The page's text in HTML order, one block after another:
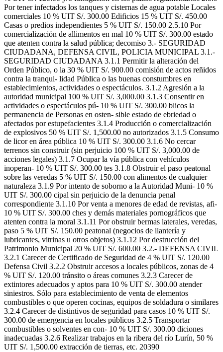
Por tener infectados los tanques y cisternas de agua potable Locales
comerciales 10 % UIT S/. 300.00 Edificios 15 % UIT S/. 450.00
Casas o predios independientes 5 % UIT S/. 150.00 2.5.10 Por
comercialización de allimentos en mal 10 % UIT S/. 300.00 estado
que atenten contra la salud pública; decomiso 3.- SEGURIDAD
CIUDADANA, DEFENSA CIVIL, POLICIA MUNICIPAL 3.1.-
SEGURIDAD CIUDADANA 3.1.1 Permitir la alteración del
Orden Público, o la 30 % UIT S/. 900.00 comisión de actos reñidos
contra la tranqui- lidad Pública o las buenas constumbres en
establecimientos, actividades o espectáculos. 3.1.2 Agresión a la
autoridad municipal 100 % UIT S/. 3,000.00 3.1.3 Consentir en
actividades o espectáculos pú- 10 % UIT S/. 300.00 blicos la
permanencia de Personas en osten- sible estado de ebriedad o
afectados por estupefacientes 3.1.4 Producción o comercialización
de explosivos 50 % UIT S/. 1,500.00 no autorizados 3.1.5 Consumo
de licor en área pública 10 % UIT S/. 300.00 3.1.6 No cercar
terrenos sin construir (sin perjuicio 100 % UIT S/. 3,000.00 de
acciones legales) 3.1.7 Ocupar la vía pública con vehículos
inoperan- 10 % UIT S/. 300.00 tes 3.1.8 Obstruir el paso peatonal
sobre las veredas 5 % UIT S/. 150.00 con alimentos de cualquier
naturaleza 3.1.9 Por intento de soborno a la Autoridad Muni- 10 %
UIT S/. 300.00 cipal sin perjuicio de la denuncia penal
correspondiente 3.1.10 Por venta a menores de edad de revistas, afi-
10 % UIT S/. 300.00 ches y demás materiales pornográficos que
atenten contra la moral 3.1.11 Por obstruir bermas laterales, veredas,
paso 5 % UIT S/. 150.00 peatonal (negocios de llantería y
lubricantes, vitrinas u otros objetos) 3.1.12 Por destrucción del
Patrimonio Municipal 20 % UIT S/. 600.00 3.2.- DEFENSA CIVIL
3.2.1 Carecer de Certificado de Seguridad de 4 % UIT S/. 120.00
Defensa Civil 3.2.2 Obstruir accesos a locales públicos, zonas de 4
% UIT S/. 120.00 tránsito o áreas comunes 3.2.3 Carecer de
extintores adecuados y aptos para 10 % UIT S/. 300.00 atender
siniestros. Sólo para establecimiento de venta de elementos
combustibles o que operen cocinas, equipos de soldadura o similares
3.2.4 Carecer de distintivos de seguridad para casos 10 % UIT S/.
300.00 de emergencia en locales públicos 3.2.5 Transportar
combustibles o solventes en con- 10 % UIT S/. 300.00 diciones
inadecuadas 3.2.6 Realizar trabajos en la ribera del río Lurín, 50 %
UIT S/. 1,500.00 extracción de tierras, etc. 20390